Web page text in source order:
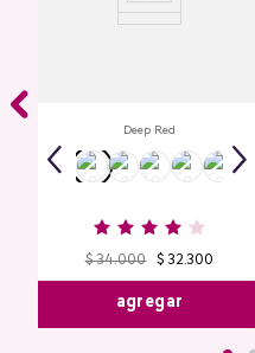
Deep Red
$ 34.000 $ 32.300
agregar